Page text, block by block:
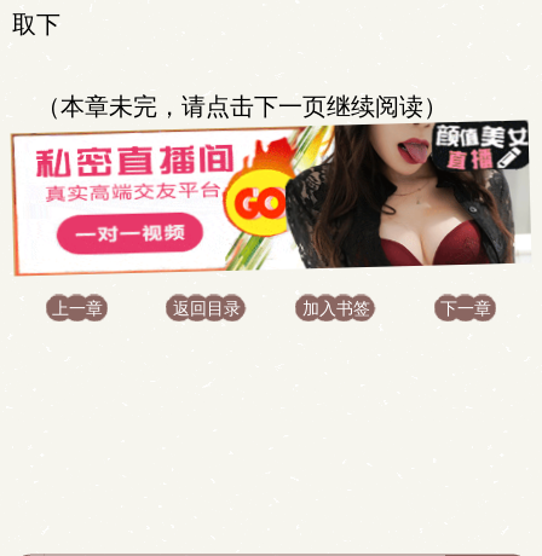
取下
（本章未完，请点击下一页继续阅读）
上一章 返回目录 加入书签 下一章